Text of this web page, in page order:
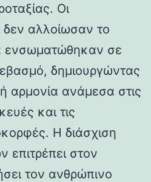
Οι
δεν αλλοίωσαν το
ενσωματώθηκαν σε
δημιουργώντας
αρμονία ανάμεσα στις
και τις
Η διάσχιση
στον
τον ανθρώπινο